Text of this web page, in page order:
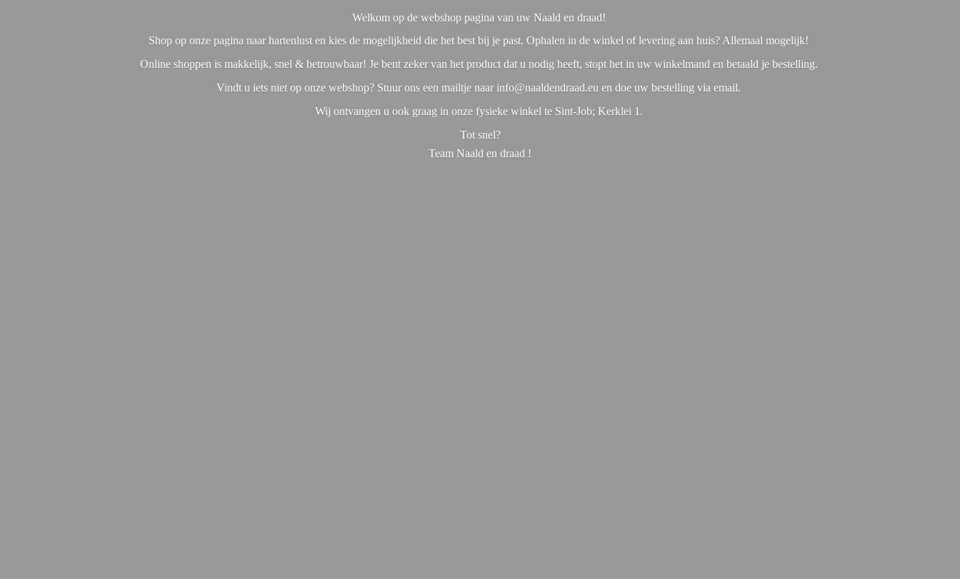
Welkom op de webshop pagina van uw Naald en draad!
Shop op onze pagina naar hartenlust en kies de mogelijkheid die het best bij je past. Ophalen in de winkel of levering aan huis? Allemaal mogelijk!
Online shoppen is makkelijk, snel & betrouwbaar! Je bent zeker van het product dat u nodig heeft, stopt het in uw winkelmand en betaald je bestelling.
Vindt u iets niet op onze webshop? Stuur ons een mailtje naar info@naaldendraad.eu en doe uw bestelling via email.
Wij ontvangen u ook graag in onze fysieke winkel te Sint-Job; Kerklei 1.
Tot snel?
Team Naald en draad !